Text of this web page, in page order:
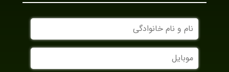
نام
و
نام
خانوادگی
موبایل